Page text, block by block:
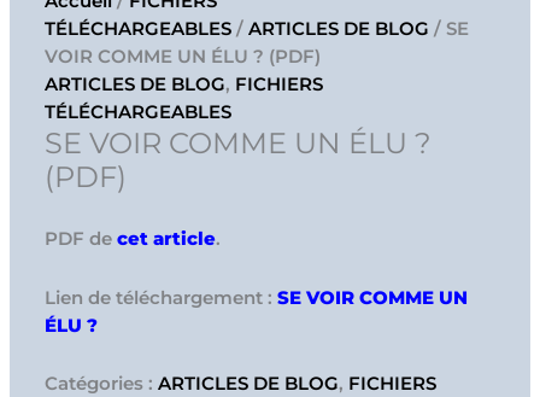
TÉLÉCHARGEABLES /ARTICLES DE BLOG / SE
VOIR COMME UN ÉLU ? (PDF)
ARTICLES DE BLOG, FICHIERS
TÉLÉCHARGEABLES
SE VOIR COMME UN ÉLU ?
(PDF)
PDF decet article.
Lien de téléchargement :SE VOIR COMME UN
ÉLU ?
Catégories :ARTICLES DE BLOG, FICHIERS